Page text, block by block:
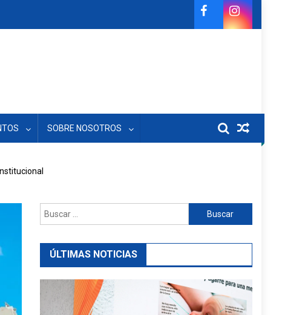
SOBRE NOSOTROS
Buscar:
ÚLTIMAS NOTICIAS